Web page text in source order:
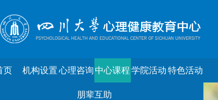
页 机构设置心理咨询中心课程学院活动特色活动
朋辈互助